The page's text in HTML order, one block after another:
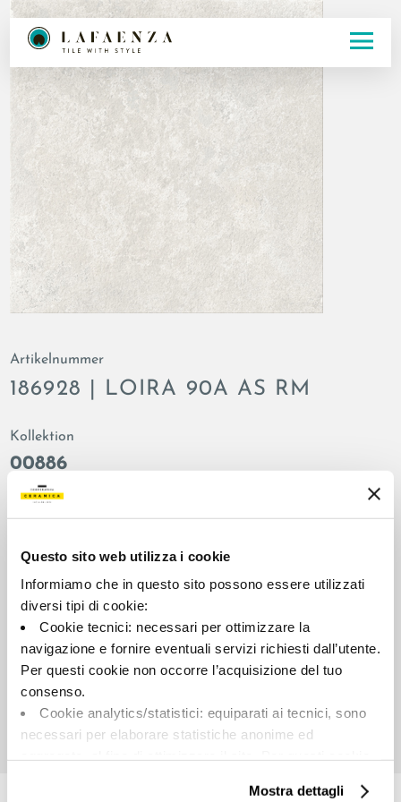
Questo sito web utilizza i cookie
Informiamo che in questo sito possono essere utilizzati
diversi tipi di cookie:
Cookie tecnici: necessari per ottimizzare la
navigazione e fornire eventuali servizi richiesti dall’utente.
Per questi cookie non occorre l’acquisizione del tuo
consenso.
Cookie analytics/statistici: equiparati ai tecnici, sono
necessari per elaborare statistiche anonime ed
Cookie di profilazione/marketing: sono utilizzati, solo
Mostra dettagli
Artikelnummer
186928 | LOIRA 90A AS RM
Kollektion
00886
Farbe:
Almond
Schlicht
Format:
90.0x90.0
natur
matt
Schattierung:
Maßeinheit:
MQ